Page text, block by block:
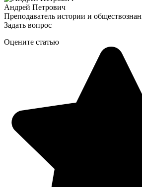
Андрей Петрович
Преподаватель истории и
Задать вопрос
Оцените статью